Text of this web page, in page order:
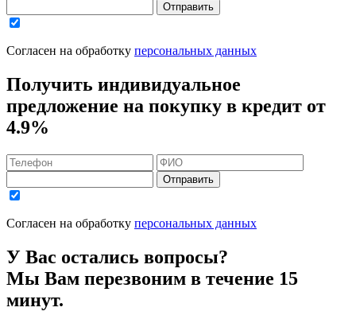
Отправить
Согласен на обработку персональных данных
Получить индивидуальное
предложение на покупку в кредит от
4.9%
Отправить
Согласен на обработку персональных данных
У Вас остались вопросы?
Мы Вам перезвоним в течение 15
минут.